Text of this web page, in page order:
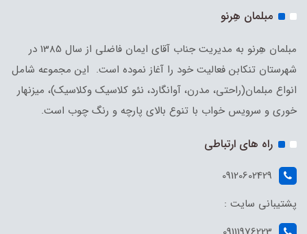
مبلمان هِرنو
مبلمان هِرنو به مدیریت جناب آقای ایمان فاضلی از سال 1385 در
شهرستان تنکابن فعالیت خود را آغاز نموده است. این مجموعه شامل
انواع مبلمان(راحتی، مدرن، آوانگارد، نئو کلاسیک وکلاسیک)، میزنهار
خوری و سرویس خواب با تنوع بالای پارچه و رنگ چوب است.
راه های ارتباطی
09120602429
پشتیبانی سایت :